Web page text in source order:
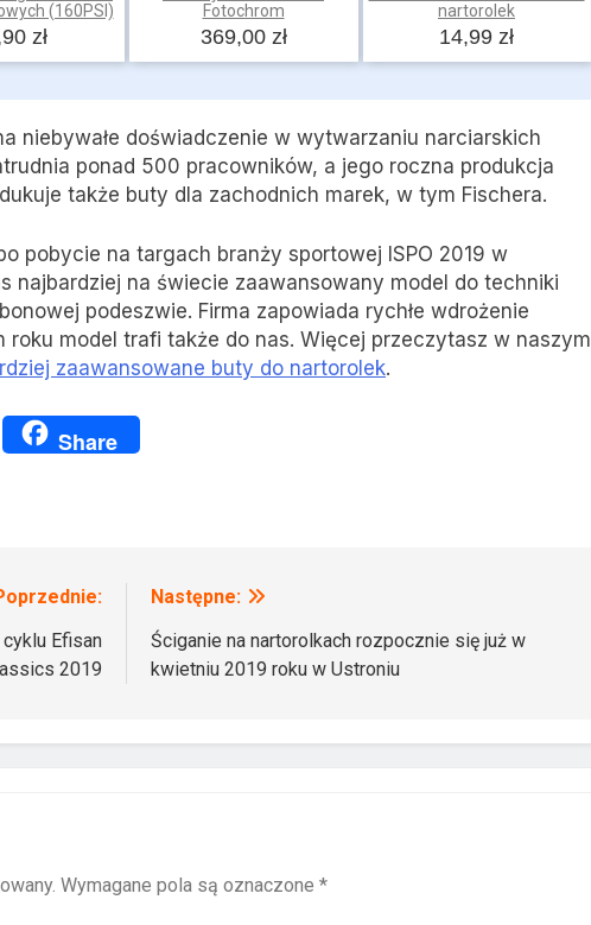
(160PSI)
zł
Fotochrom
369,00 zł
nartorolek
14,99 zł
niebywałe doświadczenie w wytwarzaniu narciarskich
ponad 500 pracowników, a jego roczna produkcja
także buty dla zachodnich marek, w tym Fischera.
pobycie na targach branży sportowej ISPO 2019 w
najbardziej na świecie zaawansowany model do techniki
podeszwie. Firma zapowiada rychłe wdrożenie
roku model trafi także do nas. Więcej przeczytasz w naszym
zaawansowane buty do nartorolek.
Copy
Link
Share
Efisan
2019
Następne:
Ściganie na nartorolkach rozpocznie się już w
kwietniu 2019 roku w Ustroniu
Wymagane pola są oznaczone *